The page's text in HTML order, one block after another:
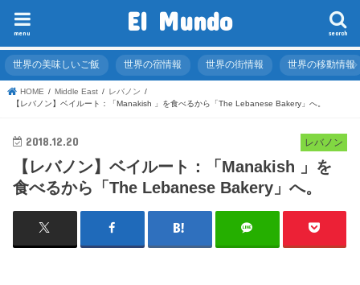
El Mundo search
menu
世界の美味しいご飯 世界の宿情報 世界の街情報 世界の移動情報
HOME Middle East
レバノン
【レバノン】ベイルート：「Manakish 」を食べるから「The Lebanese Bakery」へ。
レバノン
2018.12.20
【レバノン】ベイルート：「Manakish 」を
食べるから「The Lebanese Bakery」へ。